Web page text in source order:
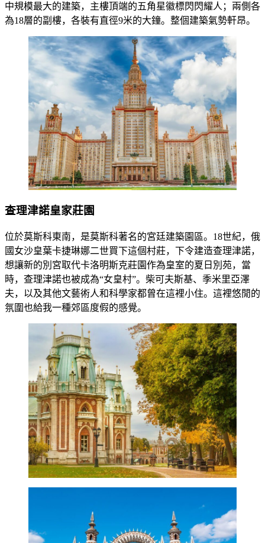
中規模最大的建築，主樓頂端的五角星徽標閃閃耀人；兩側各
為18層的副樓，各裝有直徑9米的大鐘。整個建築氣勢軒昂。
查理津諾皇家莊園
位於莫斯科東南，是莫斯科著名的宮廷建築園區。18世紀，俄
國女沙皇葉卡捷琳娜二世買下這個村莊，下令建造查理津諾，
想讓新的別宮取代卡洛明斯克莊園作為皇室的夏日別苑，當
時，查理津諾也被成為“女皇村”。柴可夫斯基、季米里亞澤
夫，以及其他文藝術人和科學家都曾在這裡小住。這裡悠閒的
氛圍也給我一種郊區度假的感覺。